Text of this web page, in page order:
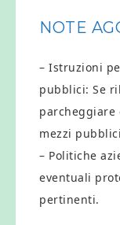
NOTE
– Istruzioni
pubblici: Se
parcheggiare
mezzi
– Politiche
eventuali
pertinenti.